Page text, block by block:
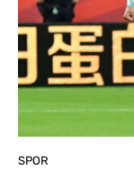
SPOR